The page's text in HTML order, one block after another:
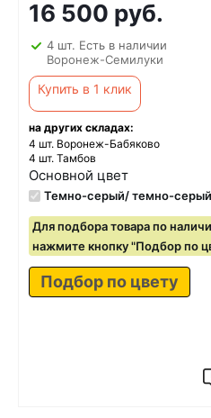
16 500 руб.
4 шт. Есть в наличии
Воронеж-Семилуки
Купить в 1 клик
на других складах:
4 шт. Воронеж-Бабяково
4 шт. Тамбов
Основной цвет
Темно-серый/ темно-серый
Для подбора товара по
нажмите кнопку "Подбор по
Подбор по цвету